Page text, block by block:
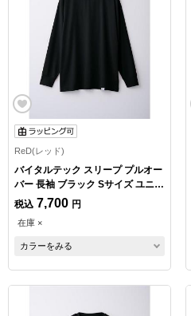
ReD(レッド)
バイタルテック スリープ プルオー
バー 長袖 ブラック Sサイズ ユニセ
ックス
税込 7,700 円
在庫 ×
カラーをみる